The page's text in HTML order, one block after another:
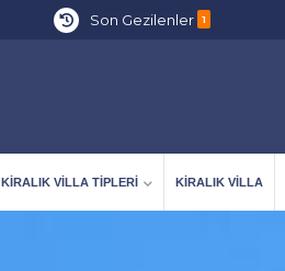
Son Gezilenler 1
KIRALIK VILLA TIPLERI KIRALIK VILLA